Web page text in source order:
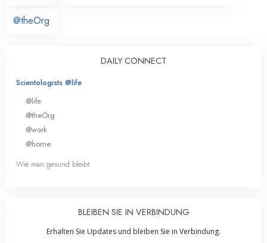
@theOrg
DAILY CONNECT
Scientologists @life
@life
@theOrg
@work
@home
Wie man gesund bleibt
BLEIBEN SIE IN VERBINDUNG
Erhalten Sie Updates und bleiben Sie in Verbindung.